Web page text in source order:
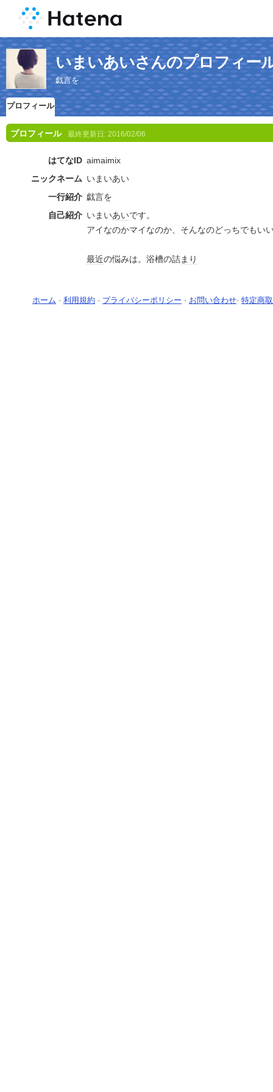
いまいあいさんのプロフィー
戯言を
プロフィール
プロフィール 最終更新日: 2016/02/06
はてなID aimaimix
ニックネーム いまいあい
一行紹介 戯言を
自己紹介 いまいあいです。
アイなのかマイなのか、そんなのどっちでもい
最近の悩みは。浴槽の詰まり
ホーム - 利用規約 - プライバシーポリシー - お問い合わせ- 特定商